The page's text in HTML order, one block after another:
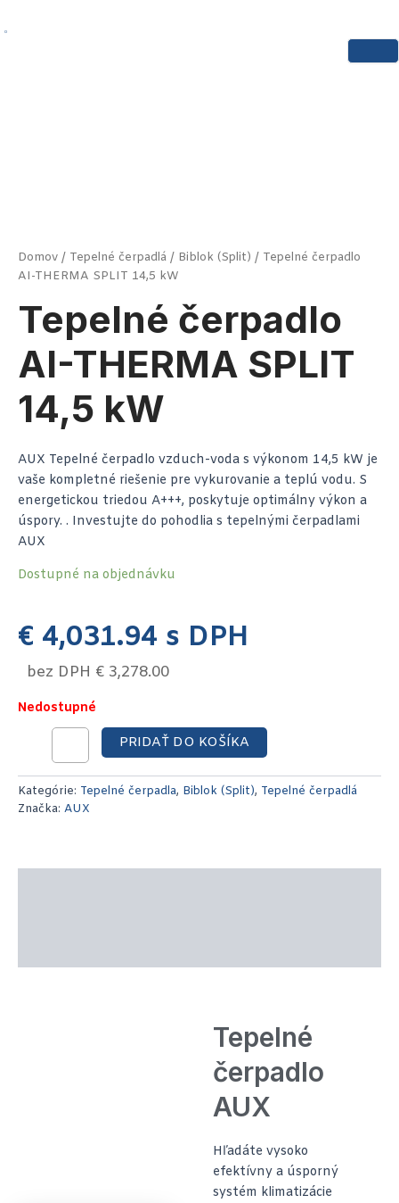
na0
Domov / Tepelné čerpadlá / Biblok (Split) / Tepelné čerpadlo
AI-THERMA SPLIT 14,5 kW
Tepelné čerpadlo
AI-THERMA SPLIT
14,5 kW
AUX Tepelné čerpadlo vzduch-voda s výkonom 14,5 kW je
vaše kompletné riešenie pre vykurovanie a teplú vodu. S
energetickou triedou A+++, poskytuje optimálny výkon a
úspory. . Investujte do pohodlia s tepelnými čerpadlami
AUX
Dostupné na objednávku
€ 4,031.94 s DPH
bez DPH € 3,278.00
Nedostupné
PRIDAŤ DO KOŠÍKA
Kategórie: Tepelné čerpadla, Biblok (Split), Tepelné čerpadlá
Značka: AUX
Tepelné
čerpadlo
AUX
Hľadáte vysoko
efektívny a úsporný
systém klimatizácie